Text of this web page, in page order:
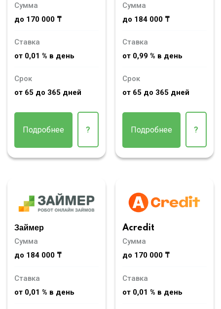
Сумма
до 170 000 ₸
Ставка
от 0,01 % в день
Срок
от 65 до 365 дней
Подробнее ?
Сумма
до 184 000 ₸
Ставка
от 0,99 % в день
Срок
от 65 до 365 дней
Подробнее ?
Займер
Сумма
до 184 000 ₸
Ставка
от 0,01 % в день
Acredit
Сумма
до 170 000 ₸
Ставка
от 0,01 % в день